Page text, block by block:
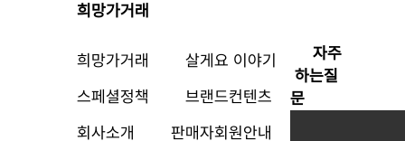
희망가거래
희망가거래
살게요 이야기
스페셜정책
브랜드컨텐츠
회사소개
판매자회원안내
자주
하는질
문